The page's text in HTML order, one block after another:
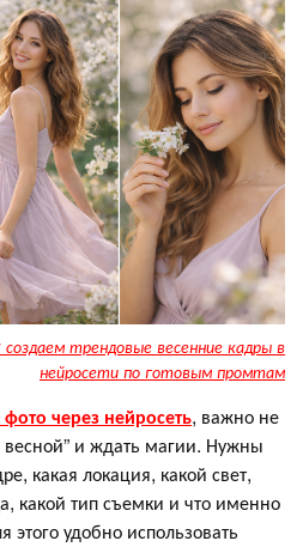
трендовые весенние кадры в
нейросети по готовым промтам
через нейросеть, важно не
весной” и ждать магии. Нужны
какая локация, какой свет,
какой тип съемки и что именно
удобно использовать